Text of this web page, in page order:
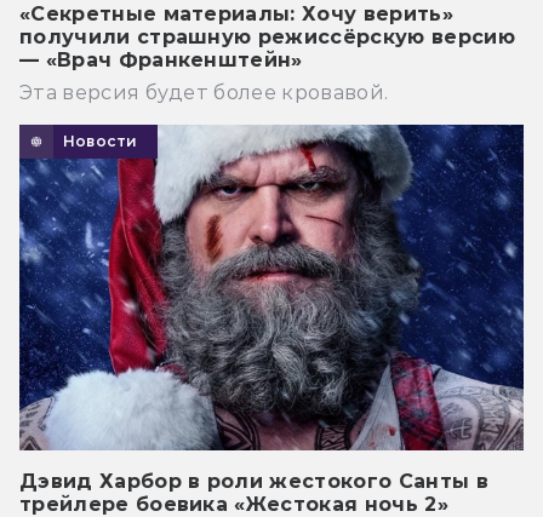
«Секретные материалы: Хочу верить»
получили страшную режиссёрскую версию
— «Врач Франкенштейн»
Эта версия будет более кровавой.
Новости
Дэвид Харбор в роли жестокого Санты в
трейлере боевика «Жестокая ночь 2»